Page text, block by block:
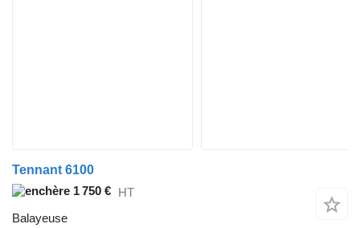
Tennant 6100
1 750 € HT
Balayeuse